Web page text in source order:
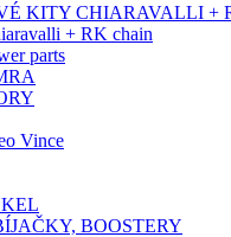
KITY CHIARAVALLI +
+ RK chain
parts
Vince
BOOSTERY